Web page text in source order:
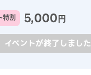
特割 5,000円
イベントが終了しました